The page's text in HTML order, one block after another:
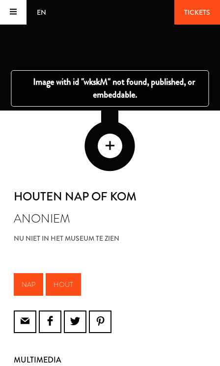
EN TICKETS
HOUTEN NAP OF KOM
ANONIEM
NU NIET IN HET MUSEUM TE ZIEN
NAP HOUT
MULTIMEDIA